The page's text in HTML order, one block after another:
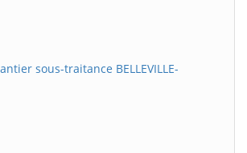
sous-traitance BELLEVILLE-